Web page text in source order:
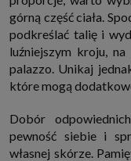
górną część ciała.
podkreślać talię i
luźniejszym kroju,
palazzo. Unikaj
które mogą
Dobór
pewność siebie i
własnej skórze.